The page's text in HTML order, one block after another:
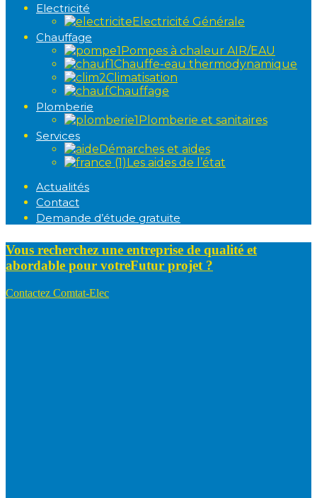
Electricité
Electricité Générale
Chauffage
Pompes à chaleur AIR/EAU
Chauffe-eau thermodynamique
Climatisation
Chauffage
Plomberie
Plomberie et sanitaires
Services
Démarches et aides
Les aides de l’état
Actualités
Contact
Demande d’étude gratuite
Vous recherchez une entreprise de qualité et
abordable pour votreFutur projet ?
Contactez Comtat-Elec